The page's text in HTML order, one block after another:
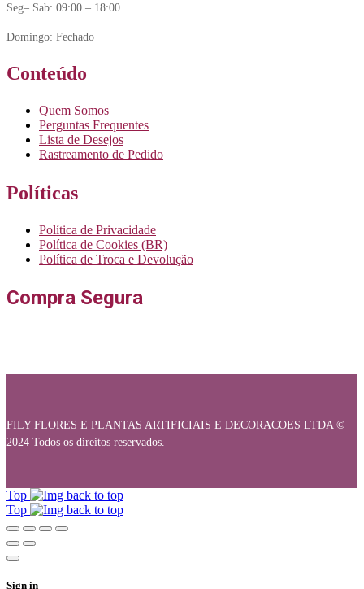
Seg– Sab: 09:00 – 18:00
Domingo: Fechado
Conteúdo
Quem Somos
Perguntas Frequentes
Lista de Desejos
Rastreamento de Pedido
Políticas
Política de Privacidade
Política de Cookies (BR)
Política de Troca e Devolução
Compra Segura
FILY FLORES E PLANTAS ARTIFICIAIS E DECORACOES LTDA ©
2024 Todos os direitos reservados.
Top
Top
Sign in